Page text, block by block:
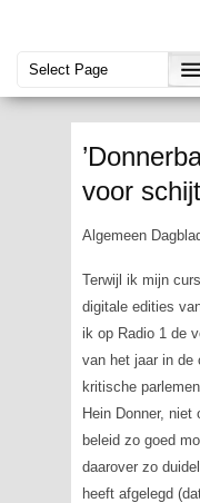
voor
Algemeen
Terwijl ik mijn
digitale edities
ik op Radio 1 de
van het jaar in de
kritische
Hein Donner,
beleid zo goed
daarover zo
heeft afgelegd